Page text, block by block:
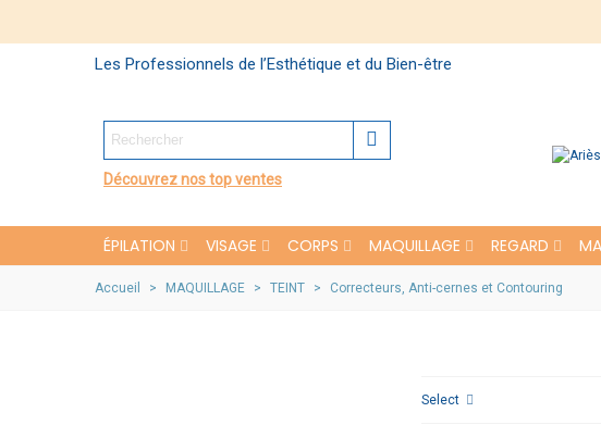
Les Professionnels de l’Esthétique et du Bien-être
Découvrez nos top ventes
ÉPILATION VISAGE CORPS MAQUILLAGE REGARD
Accueil > MAQUILLAGE > TEINT > Correcteurs, Anti-cernes et Contouring
Select